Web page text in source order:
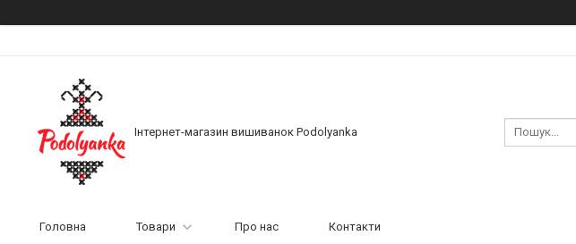
Інтернет-магазин вишиванок Podolyanka
Головна Товари Про нас Контакти